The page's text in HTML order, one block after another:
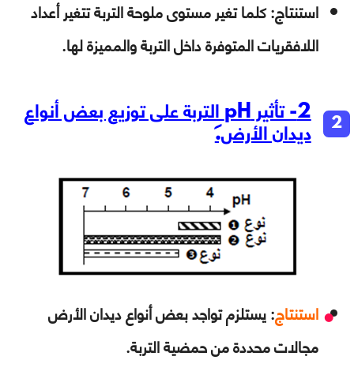
استنتاج:كلما تغير مستوى ملوحة التربة تتغير أعداد
اللافقريات المتوفرة داخل التربة والمميزة لها.
2- تأثير pH التربة على توزيع بعض أنواع
ديدان الأرض.
استنتاج: يستلزم تواجد بعض أنواع ديدان الأرض
مجالات محددة من حمضية التربة.